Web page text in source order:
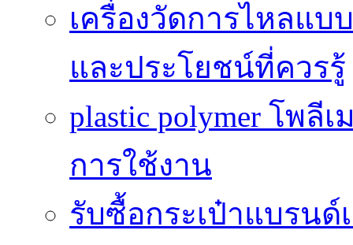
เครื่องวัดการไหลแ
และประโยชน์ที่ควรรู้
plastic polymer โพ
การใช้งาน
รับซื้อกระเป๋าแบรน